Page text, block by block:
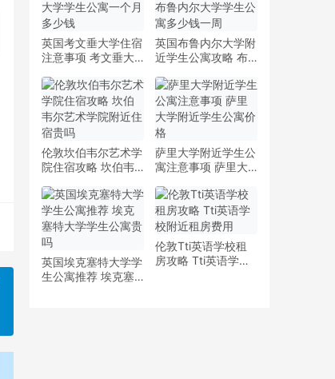
英国考文垂大学住宿
注意事项 考文垂大
少钱
英国布鲁内尔大学附
近学生公寓攻略 布
多少钱一周
伦敦坎伯韦尔艺术学
院住宿攻略 坎伯韦
贵吗
萨里大学附近学生公
寓注意事项 萨里大
英国埃克塞特大学学
生公寓推荐 埃克塞
伦敦Tti英语学校租
房攻略 Tti英语学校